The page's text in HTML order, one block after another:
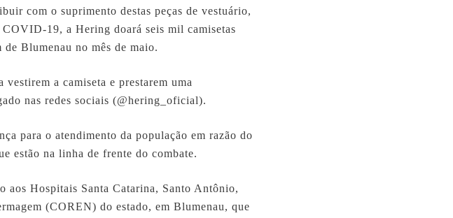
com o suprimento destas peças de vestuário,
COVID-19, a Hering doará seis mil camisetas
Blumenau no mês de maio.
a camiseta e prestarem uma
nas redes sociais (@hering_oficial).
para o atendimento da população em razão do
estão na linha de frente do combate.
aos Hospitais Santa Catarina, Santo Antônio,
(COREN) do estado, em Blumenau, que